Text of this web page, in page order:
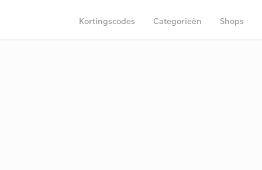
Kortingscodes Categorieën Shops